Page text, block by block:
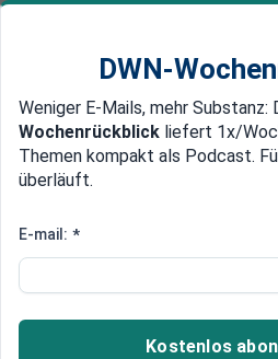
Newsticker MEIN DWN:
Edelmetalle DWN-
Olivenernte besser
billiger
DWN-
Weniger E-Mails, mehr Substanz:
Wochenrückblick liefert 1x/
Themen kompakt als Podcast.
überläuft.
E-mail: *
Kostenlos